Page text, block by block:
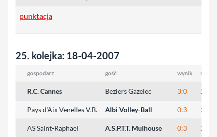
punktacja
25. kolejka: 18-04-2007
gospodarz gość wynik
R.C. Cannes Beziers Gazelec 3:0
Pays d’Aix Venelles V.B. Albi Volley-Ball 0:3
AS Saint-Raphael A.S.P.T.T. Mulhouse 0:3